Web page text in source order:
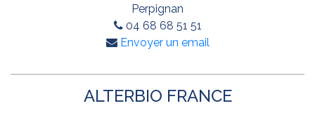
Perpignan
04 68 68 51 51
Envoyer un email
ALTERBIO FRANCE